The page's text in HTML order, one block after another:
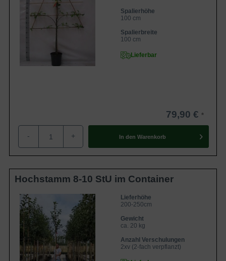
Spalierhöhe
100 cm
Spalierbreite
100 cm
Lieferbar
79,90 €
- + In den Warenkorb
Hochstamm 8-10 StU im Container
Lieferhöhe
200-250cm
Gewicht
ca. 20 kg
Anzahl Verschulungen
2xv (2-fach verpflanzt)